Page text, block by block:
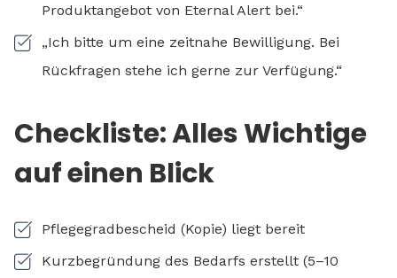
Produktangebot von Eternal Alert bei.“
„Ich bitte um eine zeitnahe Bewilligung. Bei
Rückfragen stehe ich gerne zur Verfügung.“
Checkliste: Alles Wichtige
auf einen Blick
Pflegegradbescheid (Kopie) liegt bereit
Kurzbegründung des Bedarfs erstellt (5–10